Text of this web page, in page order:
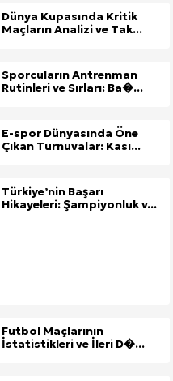
Dünya Kupasında Kritik
Maçların Analizi ve Tak...
Sporcuların Antrenman
Rutinleri ve Sırları: Ba�...
E-spor Dünyasında Öne
Çıkan Turnuvalar: Kası...
Türkiye’nin Başarı
Hikayeleri: Şampiyonluk v...
Futbol Maçlarının
İstatistikleri ve İleri D�...